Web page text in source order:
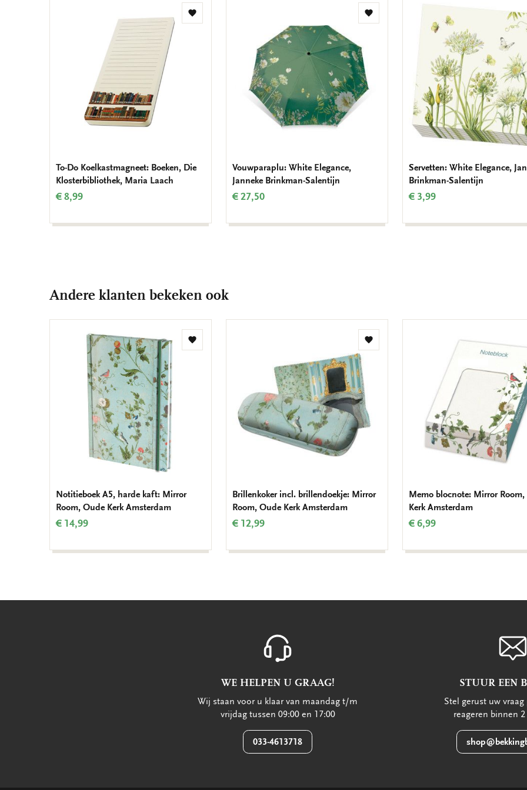
Toevoegen
To-Do Koelkastmagneet: Boeken, Die
Klosterbibliothek, Maria Laach
€ 8,99
Toevoegen
Vouwparaplu: White Elegance,
Janneke Brinkman-Salentijn
€ 27,50
Servetten: White Elegance,
Brinkman-Salentijn
€ 3,99
Andere klanten bekeken ook
Toevoegen
Notitieboek A5, harde kaft: Mirror
Room, Oude Kerk Amsterdam
€ 14,99
Toevoegen
Brillenkoker incl. brillendoekje: Mirror
Room, Oude Kerk Amsterdam
€ 12,99
Memo blocnote: Mirror
Kerk Amsterdam
€ 6,99
WE HELPEN U GRAAG!
Wij staan voor u klaar van maandag t/m
vrijdag tussen 09:00 en 17:00
033-4613718
STUUR EEN
Stel gerust uw
reageren binnen